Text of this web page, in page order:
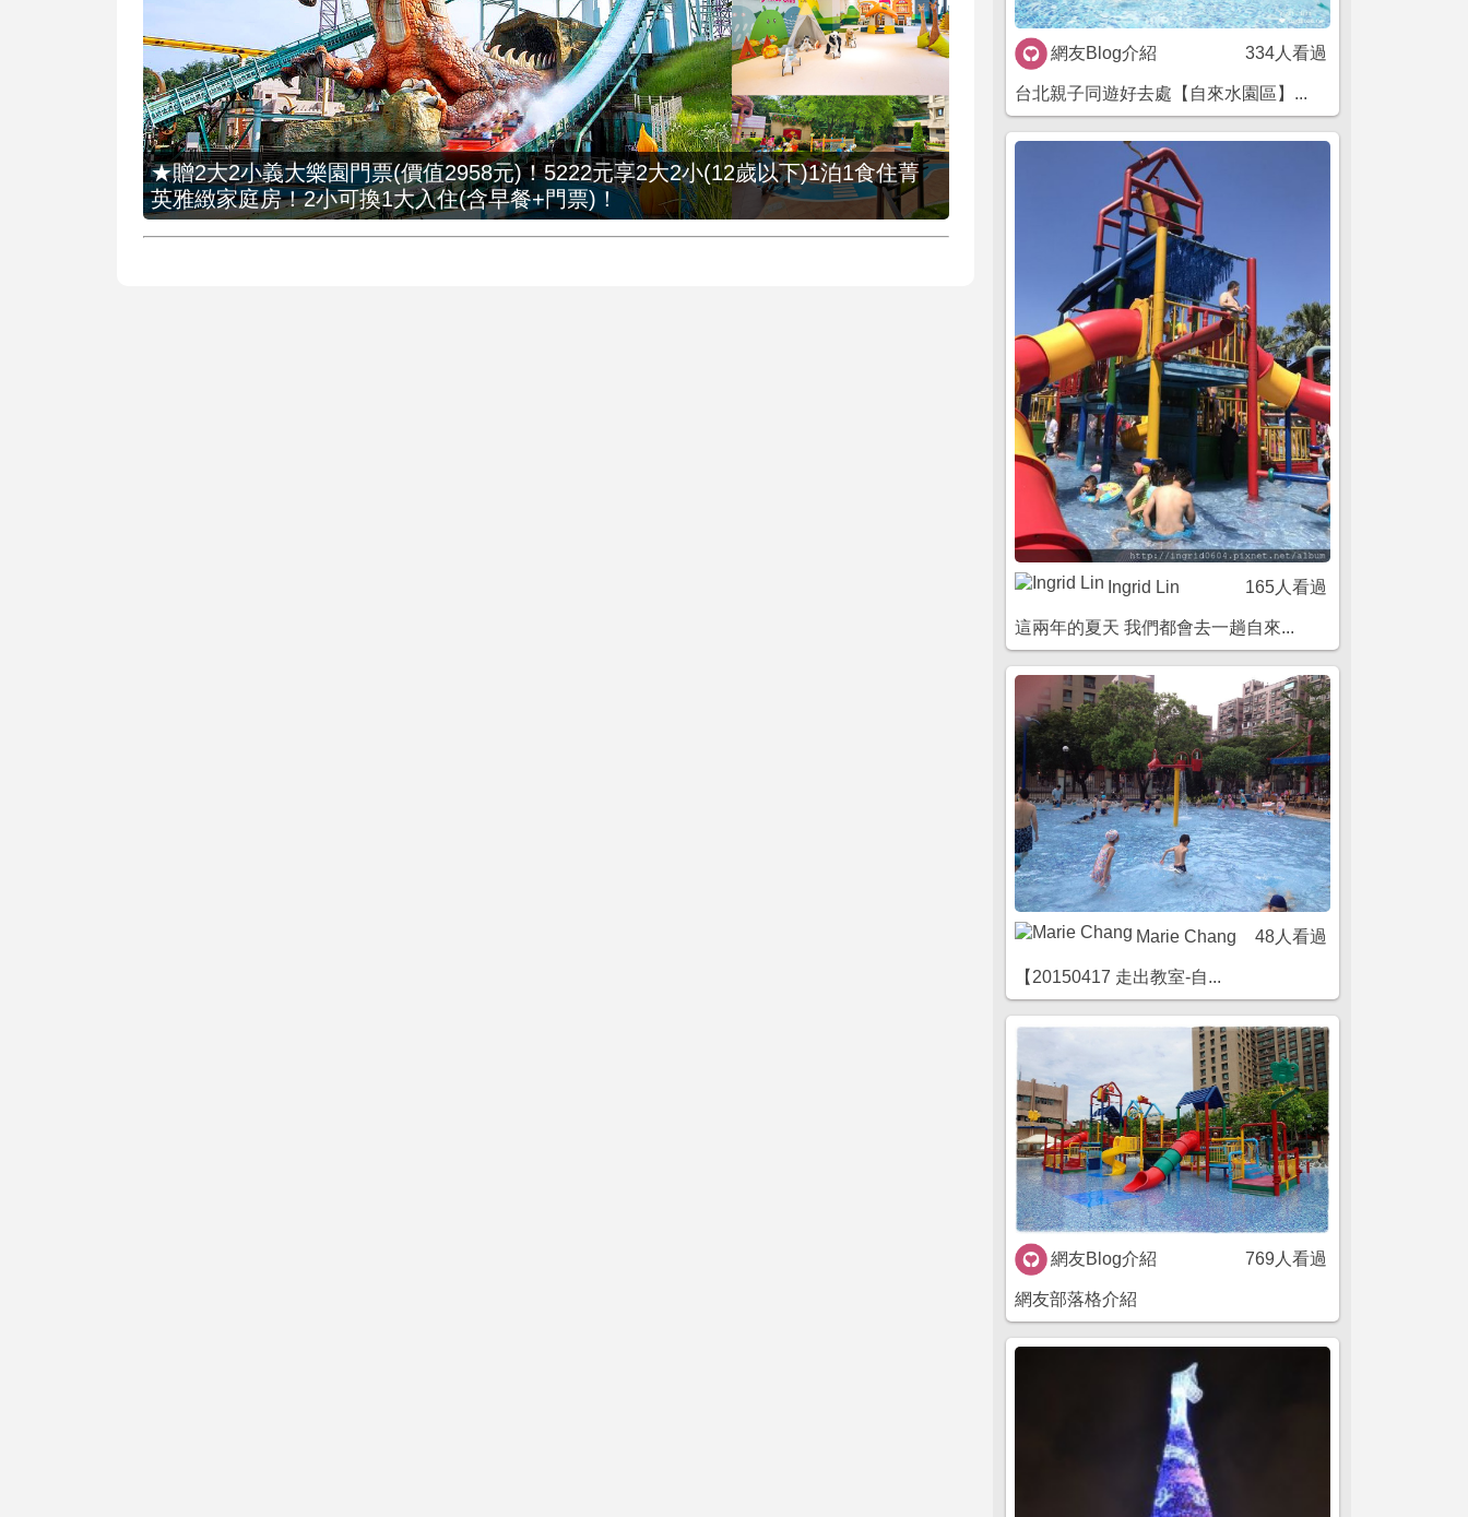
★贈2大2小義大樂園門票(價值2958元)！5222元享2大2小(12歲以下)1泊1食住菁
英雅緻家庭房！2小可換1大入住(含早餐+門票)！
網友Blog介紹 334人看過
台北親子同遊好去處【自來水園區】...
Ingrid Lin 165人看過
這兩年的夏天 我們都會去一趟自來...
Marie Chang 48人看過
【20150417 走出教室-自...
網友Blog介紹 769人看過
網友部落格介紹